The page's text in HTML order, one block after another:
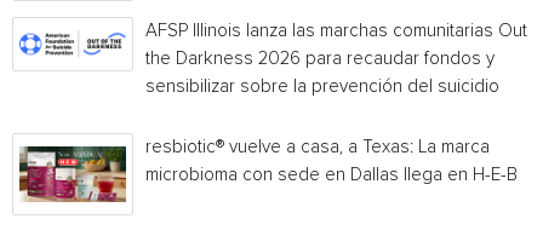
AFSP Illinois lanza las marchas comunitarias Out
the Darkness 2026 para recaudar fondos y
sensibilizar sobre la prevención del suicidio
resbiotic® vuelve a casa, a Texas: La marca
microbioma con sede en Dallas llega en H-E-B